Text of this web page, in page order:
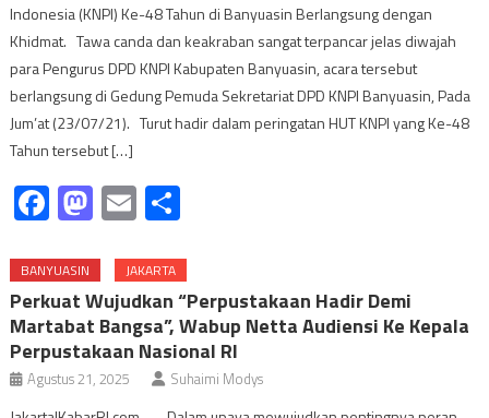
Indonesia (KNPI) Ke-48 Tahun di Banyuasin Berlangsung dengan
Khidmat. Tawa canda dan keakraban sangat terpancar jelas diwajah
para Pengurus DPD KNPI Kabupaten Banyuasin, acara tersebut
berlangsung di Gedung Pemuda Sekretariat DPD KNPI Banyuasin, Pada
Jum’at (23/07/21). Turut hadir dalam peringatan HUT KNPI yang Ke-48
Tahun tersebut […]
Facebook
Mastodon
Email
BANYUASIN JAKARTA
Perkuat Wujudkan “Perpustakaan Hadir Demi
Martabat Bangsa”, Wabup Netta Audiensi Ke Kepala
Perpustakaan Nasional RI
Agustus 21, 2025 Suhaimi Modys